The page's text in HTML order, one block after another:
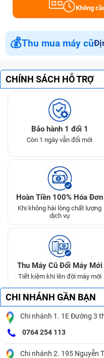
Không
💰Thu mua máy cũ
CHÍNH SÁCH HỖ TRỢ
Bảo hành 1 đổi 1
Còn 1 ngày vẫn đổi mới
Hoàn Tiền 100% Hóa Đơn
Khi không hài lòng chất lượng
dịch vụ
Thu Máy Cũ Đổi Máy Mới
Tiết kiệm khi lên đời máy mới
CHI NHÁNH GẦN BẠN
Chi nhánh 1. 1E Đường 3
0764 254 113
Chi nhánh 2. 195 Nguyễn